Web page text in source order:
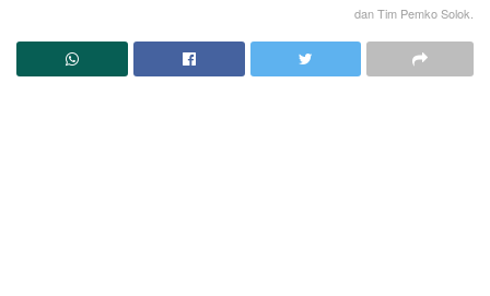
dan Tim Pemko Solok.